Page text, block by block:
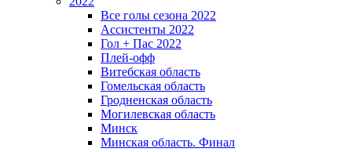
Все голы сезона 2022
Ассистенты 2022
Гол + Пас 2022
Плей-офф
Витебская область
Гомельская область
Гродненская область
Могилевская область
Минск
Mинская область. Финал